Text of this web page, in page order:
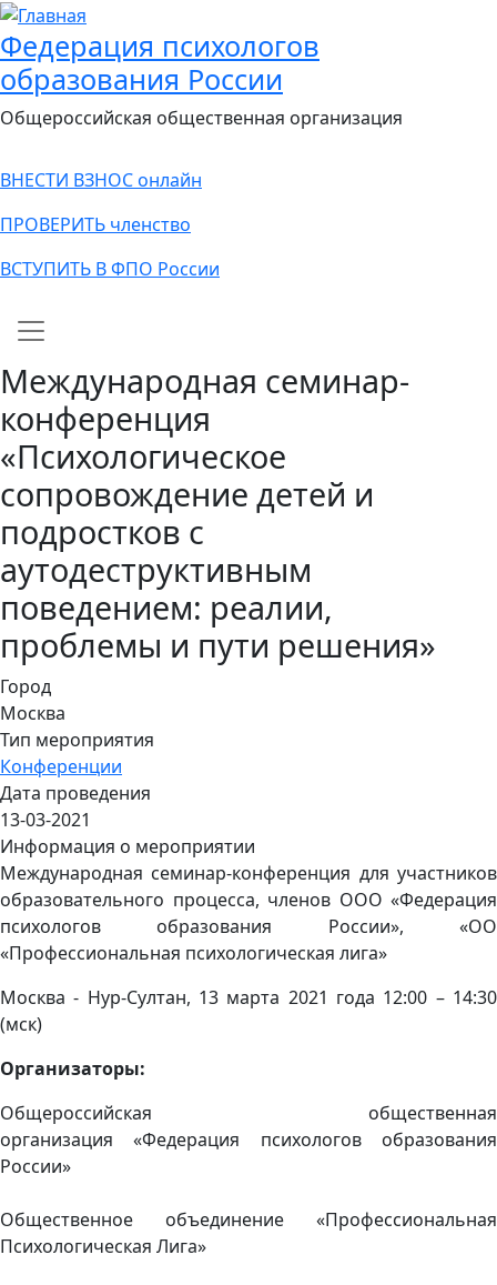
Федерация психологов
образования России
Общероссийская общественная организация
ВНЕСТИ ВЗНОС онлайн
ПРОВЕРИТЬ членство
ВСТУПИТЬ В ФПО России
Main navigation
Международная семинар-
конференция
«Психологическое
сопровождение детей и
подростков с
аутодеструктивным
поведением: реалии,
проблемы и пути решения»
Город
Москва
Тип мероприятия
Конференции
Дата проведения
13-03-2021
Информация о мероприятии
Международная семинар-конференция для участников
образовательного процесса, членов ООО «Федерация
психологов образования России», «ОО
«Профессиональная психологическая лига»
Москва - Нур-Султан, 13 марта 2021 года 12:00 – 14:30
(мск)
Организаторы:
Общероссийская общественная
организация «Федерация психологов образования
России»
Общественное объединение «Профессиональная
Психологическая Лига»